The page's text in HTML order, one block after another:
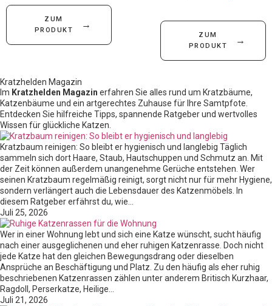
ZUM
PRODUKT
→
ZUM
PRODUKT
→
Kratzhelden Magazin
Im Kratzhelden Magazin erfahren Sie alles rund um Kratzbäume,
Katzenbäume und ein artgerechtes Zuhause für Ihre Samtpfote.
Entdecken Sie hilfreiche Tipps, spannende Ratgeber und wertvolles
Wissen für glückliche Katzen.
Kratzbaum reinigen: So bleibt er hygienisch und langlebig Täglich
sammeln sich dort Haare, Staub, Hautschuppen und Schmutz an. Mit
der Zeit können außerdem unangenehme Gerüche entstehen. Wer
seinen Kratzbaum regelmäßig reinigt, sorgt nicht nur für mehr Hygiene,
sondern verlängert auch die Lebensdauer des Katzenmöbels. In
diesem Ratgeber erfährst du, wie…
Juli 25, 2026
Wer in einer Wohnung lebt und sich eine Katze wünscht, sucht häufig
nach einer ausgeglichenen und eher ruhigen Katzenrasse. Doch nicht
jede Katze hat den gleichen Bewegungsdrang oder dieselben
Ansprüche an Beschäftigung und Platz. Zu den häufig als eher ruhig
beschriebenen Katzenrassen zählen unter anderem Britisch Kurzhaar,
Ragdoll, Perserkatze, Heilige…
Juli 21, 2026